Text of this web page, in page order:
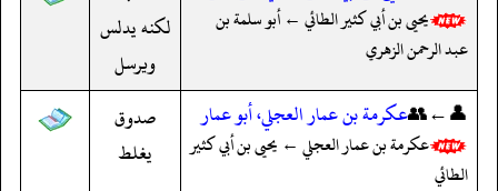
يحيى بن أبي كثير الطائي ← أبو سلمة بن
عبد الرحمن الزهري
لكنه يدلس
ويرسل
👤←👥عكرمة بن عمار العجلي، أبو عمار
عكرمة بن عمار العجلي ← يحيى بن أبي كثير
الطائي
صدوق
يغلط